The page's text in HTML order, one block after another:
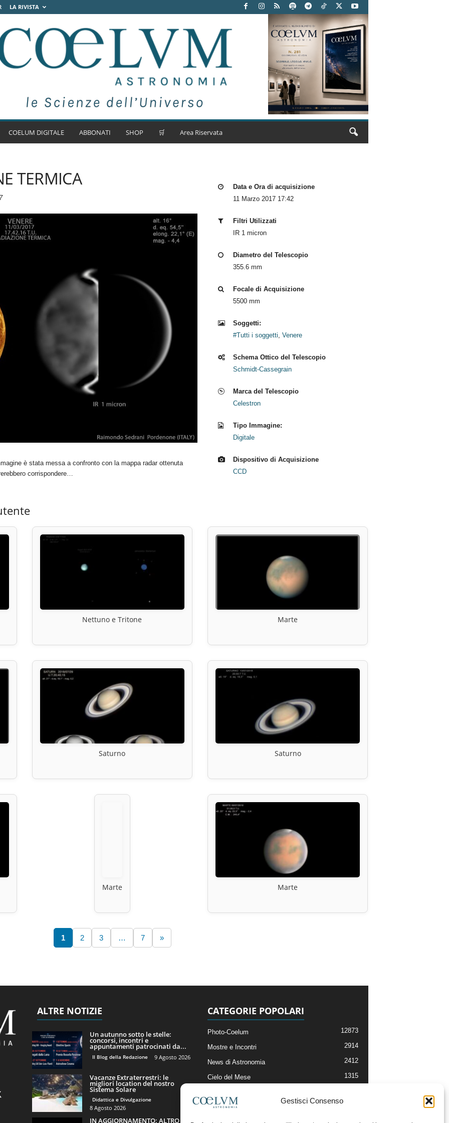
Gestisci Consenso
LA RIVISTA
COELUM DIGITALE ABBONATI SHOP 🛒 Area Riservata
TERMICA
è stata messa a confronto con la mappa radar ottenuta
corrispondere…
Data e Ora di acquisizione
11 Marzo 2017 17:42
Filtri Utilizzati
IR 1 micron
Diametro del Telescopio
355.6 mm
Focale di Acquisizione
5500 mm
Soggetti:
#Tutti i soggetti, Venere
Schema Ottico del Telescopio
Schmidt-Cassegrain
Marca del Telescopio
Celestron
Tipo Immagine:
Digitale
Dispositivo di Acquisizione
CCD
Nettuno e Tritone Marte
Saturno Saturno
Marte Marte
1 2 3 … 7 »
ALTRE NOTIZIE
Un autunno sotto le stelle:
concorsi, incontri e
appuntamenti patrocinati da...
Il Blog della Redazione 9 Agosto 2026
Vacanze Extraterrestri: le
migliori location del nostro
Sistema Solare
Didattica e Divulgazione
8 Agosto 2026
IN AGGIORNAMENTO: ALTRO
CATEGORIE POPOLARI
Photo-Coelum 12873
Mostre e Incontri 2914
News di Astronomia 2412
Cielo del Mese 1315
Articoli e Risorse On-Line